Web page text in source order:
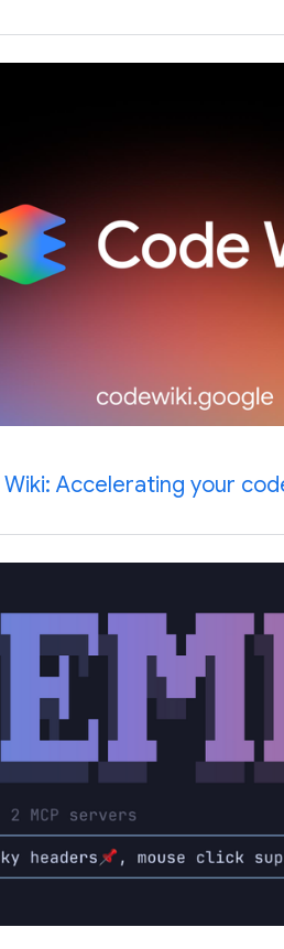
Accelerating your